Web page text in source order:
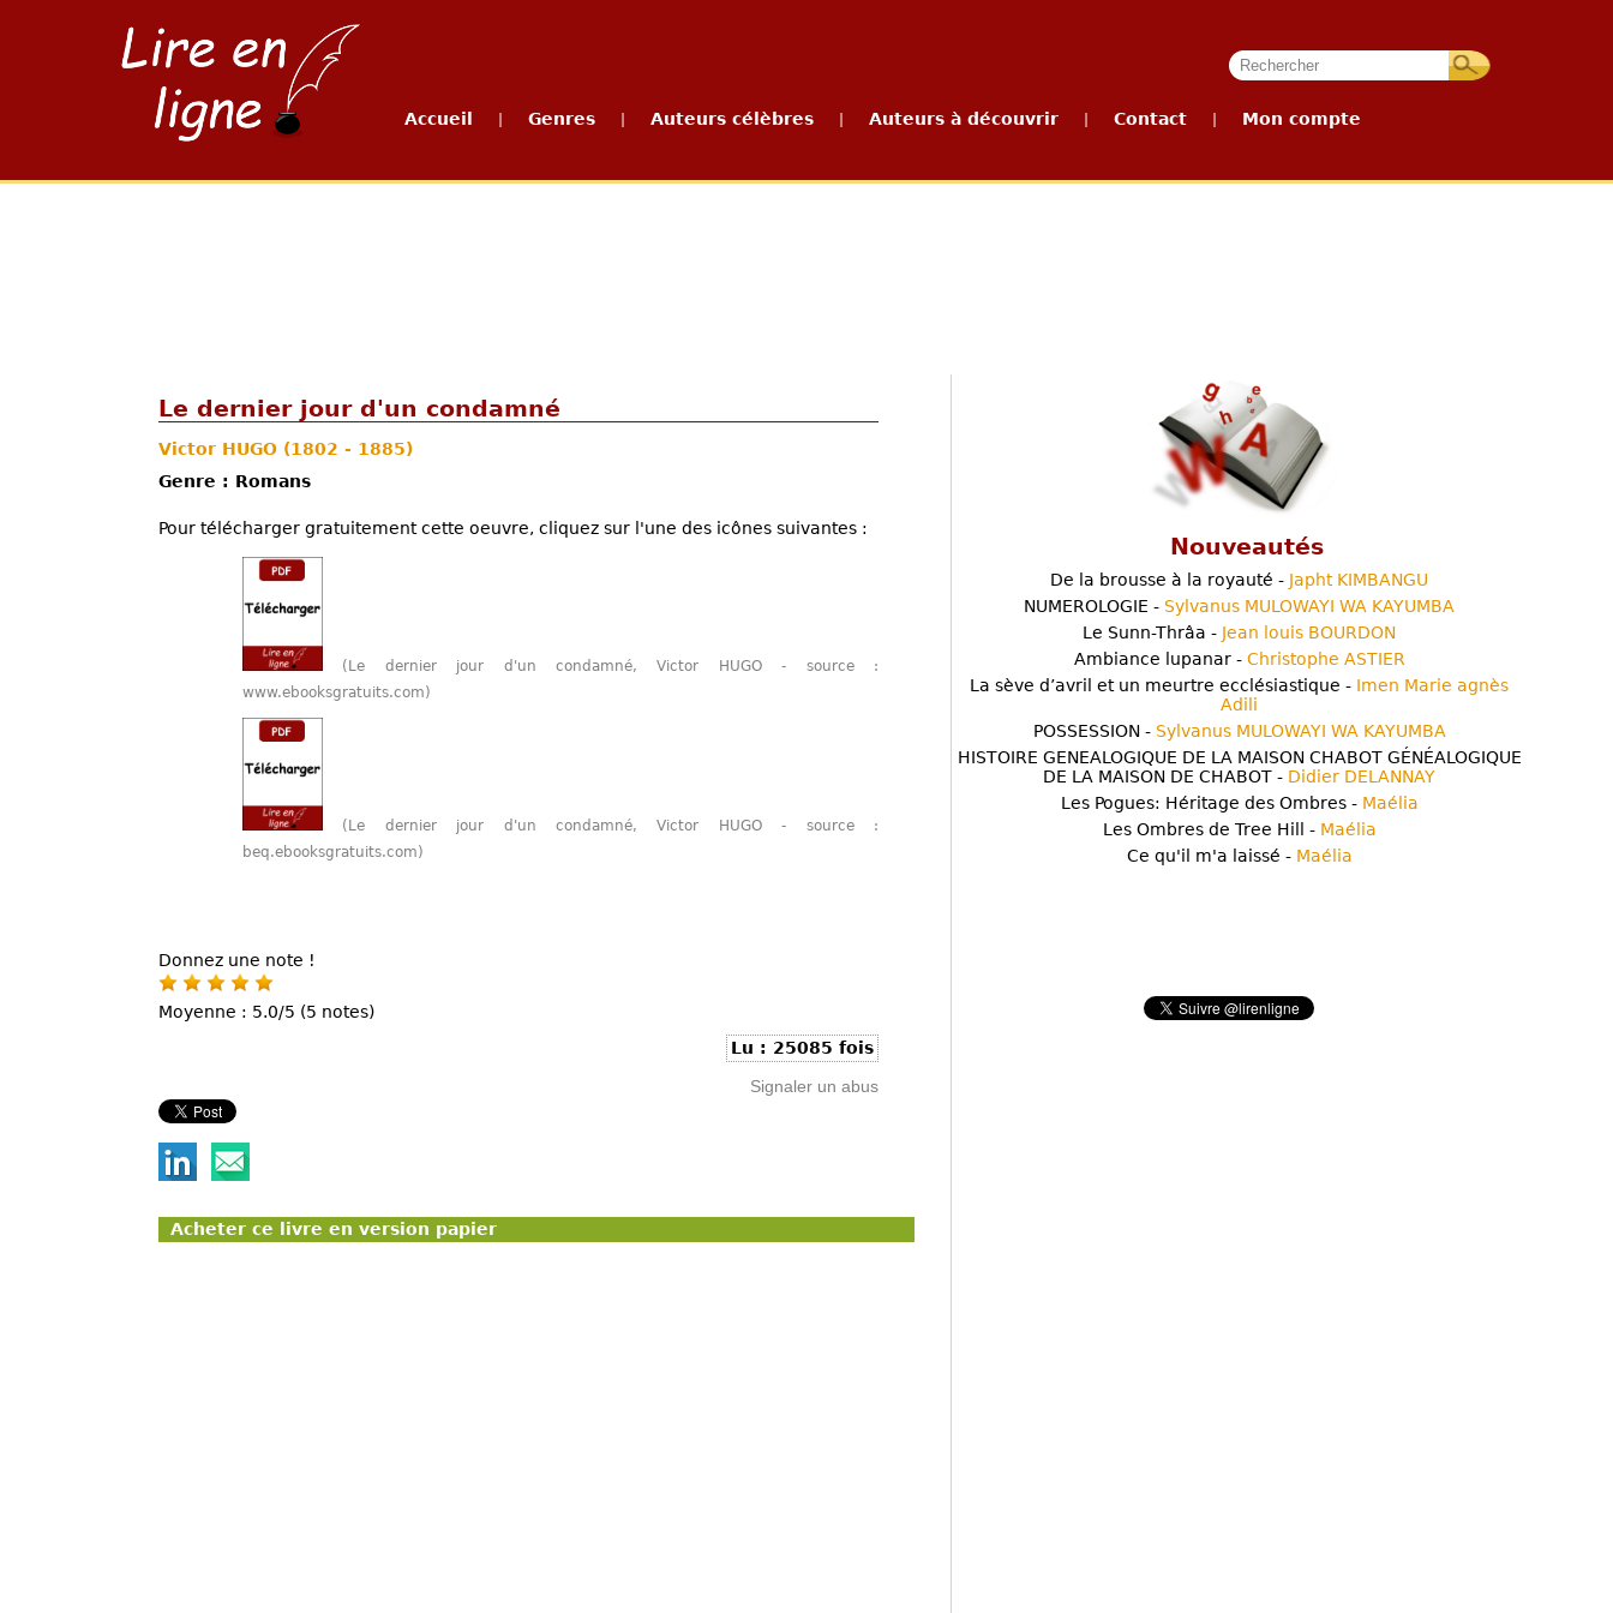
Accueil Genres Auteurs célèbres Auteurs à découvrir Contact Mon compte
Le dernier jour d'un condamné
Victor HUGO (1802 - 1885)
Genre : Romans
Pour télécharger gratuitement cette oeuvre, cliquez sur l'une des icônes suivantes :
(Le dernier jour d'un condamné, Victor HUGO - source :
www.ebooksgratuits.com)
(Le dernier jour d'un condamné, Victor HUGO - source :
beq.ebooksgratuits.com)
Donnez une note !
Moyenne : 5.0/5 (5 notes)
Lu : 25085 fois
Signaler un abus
Acheter ce livre en version papier
Nouveautés
De la brousse à la royauté - Japht KIMBANGU
NUMEROLOGIE - Sylvanus MULOWAYI WA KAYUMBA
Le Sunn-Thrâa - Jean louis BOURDON
Ambiance lupanar - Christophe ASTIER
La sève d’avril et un meurtre ecclésiastique - Imen Marie agnès
Adili
POSSESSION - Sylvanus MULOWAYI WA KAYUMBA
HISTOIRE GENEALOGIQUE DE LA MAISON CHABOT GÉNÉALOGIQUE
DE LA MAISON DE CHABOT - Didier DELANNAY
Les Pogues: Héritage des Ombres - Maélia
Les Ombres de Tree Hill - Maélia
Ce qu'il m'a laissé - Maélia